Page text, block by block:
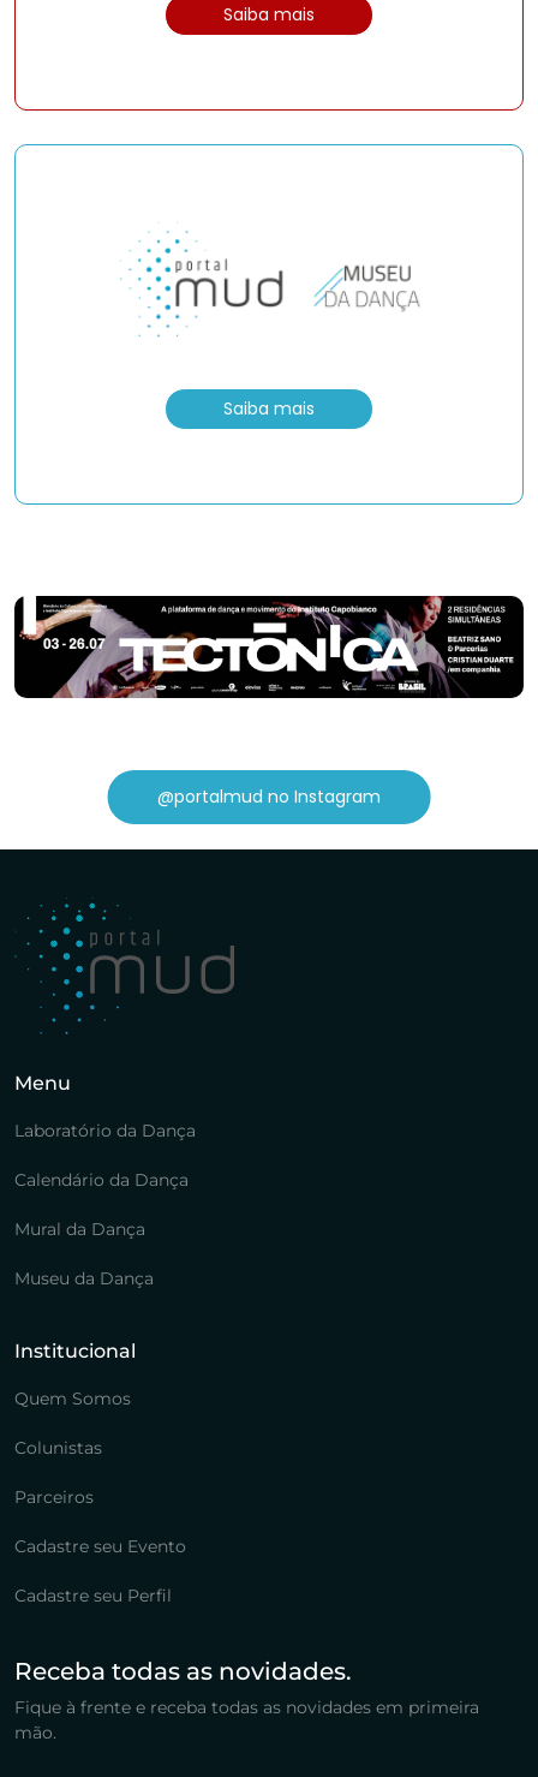
Saiba mais
Saiba mais
@portalmud no Instagram
Menu
Laboratório da Dança
Calendário da Dança
Mural da Dança
Museu da Dança
Institucional
Quem Somos
Colunistas
Parceiros
Cadastre seu Evento
Cadastre seu Perfil
Receba todas as novidades.
Fique à frente e receba todas as novidades em primeira
mão.